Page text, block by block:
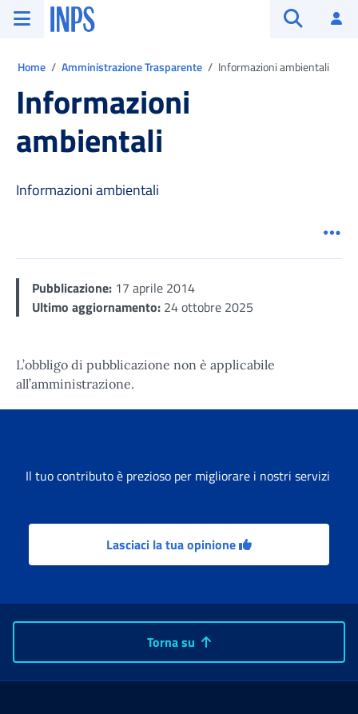
Vai al menu principale
Vai al contenuto principale
Vai al pie' di pagina
INPS ()
Home Amministrazione Trasparente Informazioni ambientali
Informazioni
ambientali
Informazioni ambientali
Pubblicazione: 17 aprile 2014
Ultimo aggiornamento: 24 ottobre 2025
L’obbligo di pubblicazione non è applicabile
all’amministrazione.
Il tuo contributo è prezioso per migliorare i nostri servizi
Lasciaci la tua opinione
Torna su